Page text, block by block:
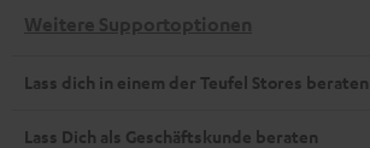
Weitere Supportoptionen
Lass dich in einem der Teufel Stores beraten
Lass Dich als Geschäftskunde beraten